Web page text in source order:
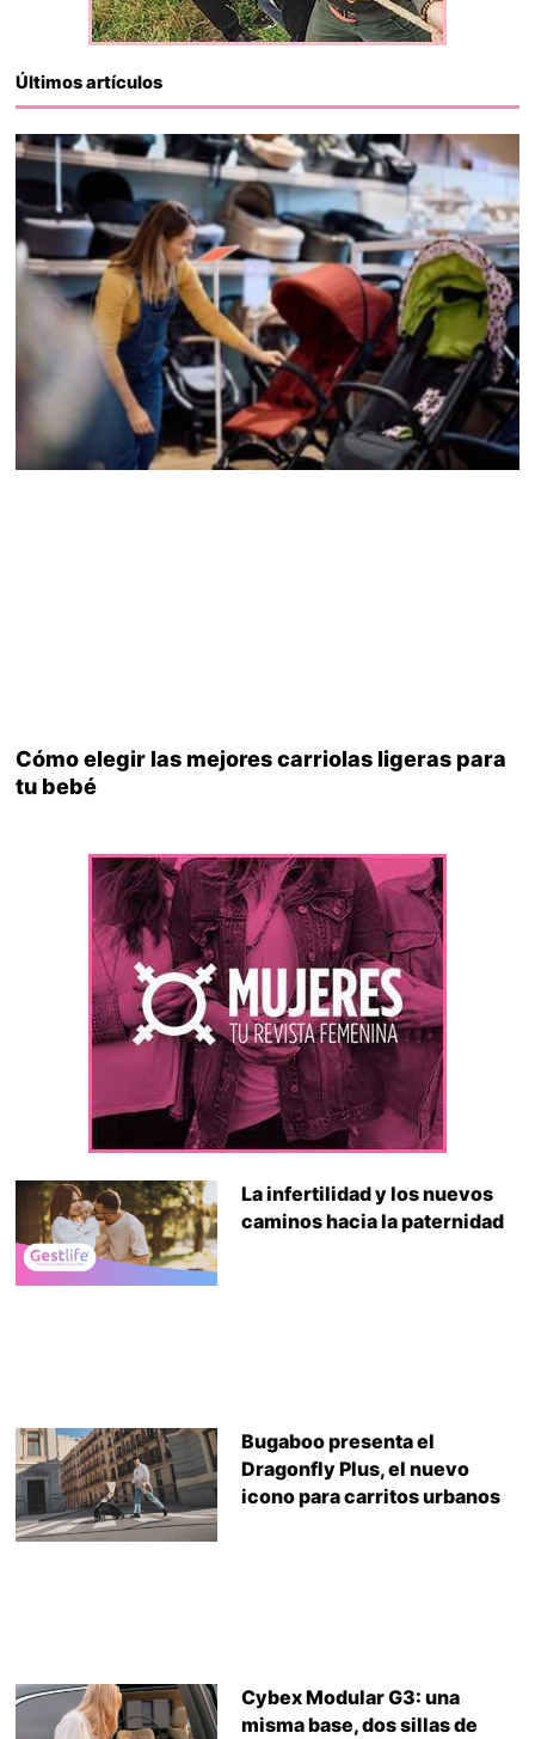
Últimos artículos
Cómo elegir las mejores carriolas ligeras para
tu bebé
La infertilidad y los nuevos
caminos hacia la paternidad
Bugaboo presenta el
Dragonfly Plus, el nuevo
icono para carritos urbanos
Cybex Modular G3: una
misma base, dos sillas de